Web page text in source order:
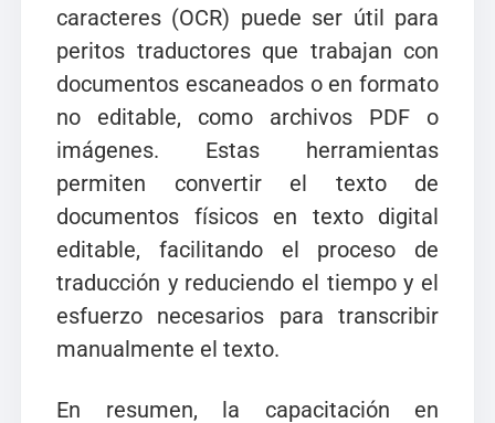
caracteres (OCR) puede ser útil para
peritos traductores que trabajan con
documentos escaneados o en formato
no editable, como archivos PDF o
imágenes. Estas herramientas
permiten convertir el texto de
documentos físicos en texto digital
editable, facilitando el proceso de
traducción y reduciendo el tiempo y el
esfuerzo necesarios para transcribir
manualmente el texto.
En resumen, la capacitación en